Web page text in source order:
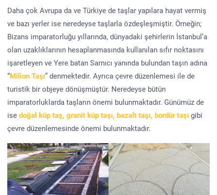
Daha çok Avrupa da ve Türkiye de taşlar yapılara hayat vermiş
ve bazı yerler ise neredeyse taşlarla özdeşleşmiştir. Örneğin;
Bizans imparatorluğu yıllarında, dünyadaki şehirlerin İstanbul’a
olan uzaklıklarının hesaplanmasında kullanılan sıfır noktasını
işaretleyen ve Yere batan Sarnıcı yanında bulundan taşın adına
“Milion Taşı” denmektedir. Ayrıca çevre düzenlemesi ile de
turistik bir objeye dönüşmüştür. Neredeyse bütün
imparatorluklarda taşların önemi bulunmaktadır. Günümüz de
ise doğal küp taş, granit küp taşı, bazalt taşı, bordür taşı gibi
çevre düzenlemesinde önemi bulunmaktadır.